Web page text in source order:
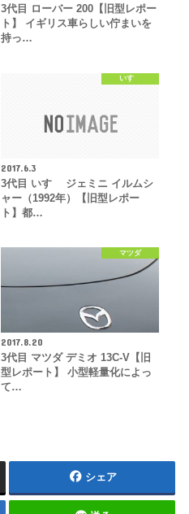
3代目 ローバー 200【旧型レポー
ト】 イギリス車らしい佇まいを
持っ…
いすゞ
2017.6.3
3代目 いすゞ ジェミニ イルムシ
ャー（1992年）【旧型レポー
ト】都…
マツダ
2017.8.20
3代目 マツダ デミオ 13C-V【旧
型レポート】 小型軽量化によっ
て…
シェア